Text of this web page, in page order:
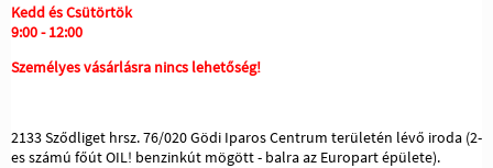
Kedd és Csütörtök
9:00 - 12:00
Személyes vásárlásra nincs lehetőség!
2133 Sződliget hrsz. 76/020 Gödi Iparos Centrum területén lévő iroda (2-
es számú főút OIL! benzinkút mögött - balra az Europart épülete).